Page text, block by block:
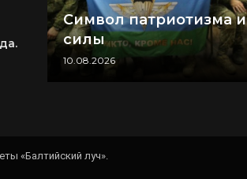
Символ патриотизма и
силы
10.08.2026
«Балтийский луч».